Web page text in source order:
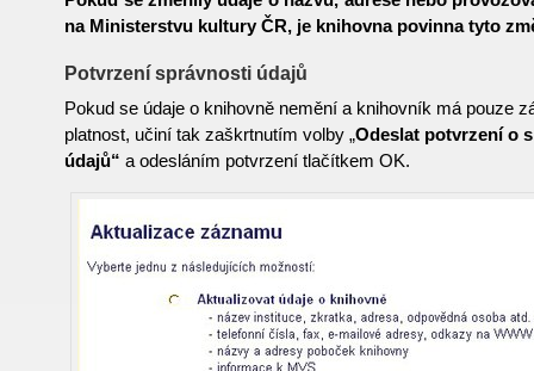
na Ministerstvu kultury ČR, je knihovna povinna tyto
Potvrzení správnosti údajů
Pokud se údaje o knihovně nemění a knihovník má pouze
platnost, učiní tak zaškrtnutím volby „Odeslat potvrzení o
údajů“a odesláním potvrzení tlačítkem OK.